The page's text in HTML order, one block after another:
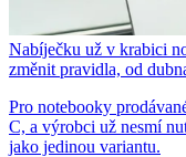
Nabíječku už v krabici
změnit pravidla, od
Pro notebooky
C, a výrobci už nesmí
jako jedinou variantu.